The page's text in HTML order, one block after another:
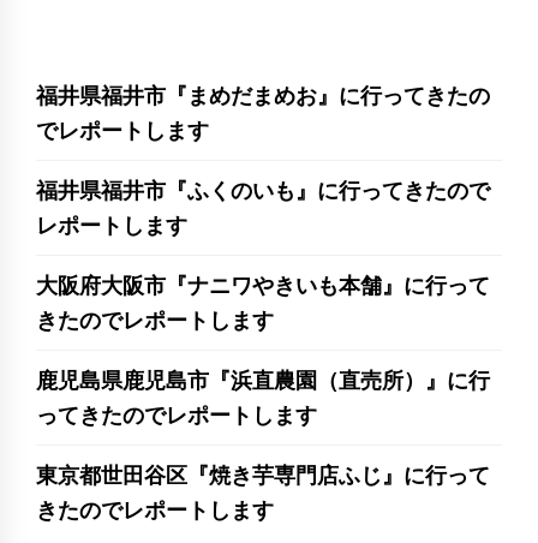
福井県福井市『まめだまめお』に行ってきたの
でレポートします
福井県福井市『ふくのいも』に行ってきたので
レポートします
大阪府大阪市『ナニワやきいも本舗』に行って
きたのでレポートします
鹿児島県鹿児島市『浜直農園（直売所）』に行
ってきたのでレポートします
東京都世田谷区『焼き芋専門店ふじ』に行って
きたのでレポートします